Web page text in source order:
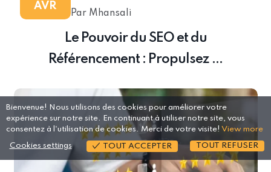
AVR
Par Mhansali
Le Pouvoir du SEO et du
Référencement : Propulsez ...
Bienvenue! Nous utilisons des cookies pour améliorer votre
expérience sur notre site. En continuant à utiliser notre site, vous
consentez à l'utilisation de cookies. Merci de votre visite! View more
Cookies settings TOUT ACCEPTER TOUT REFUSER